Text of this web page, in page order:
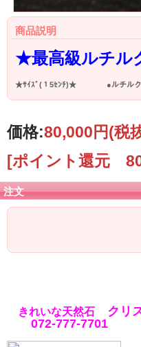
商品説明
★最高級ルチル
★ｻｲｽﾞ(１5ｾﾝﾁ)★ ●ルチルク
価格:80,000円(税
[ポイント還元
注文
きれいな天然石
クリ
072-777-7701